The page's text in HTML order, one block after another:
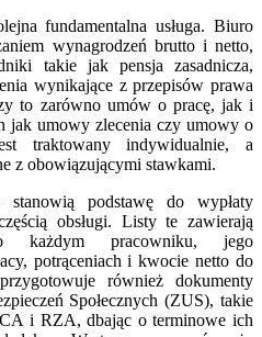
fundamentalna usługa. Biuro
wynagrodzeń brutto i netto,
takie jak pensja zasadnicza,
wynikające z przepisów prawa
to zarówno umów o pracę, jak i
jak umowy zlecenia czy umowy o
traktowany indywidualnie, a
z obowiązującymi stawkami.
stanowią podstawę do wypłaty
obsługi. Listy te zawierają
każdym pracowniku, jego
potrąceniach i kwocie netto do
również dokumenty
Społecznych (ZUS), takie
i RZA, dbając o terminowe ich